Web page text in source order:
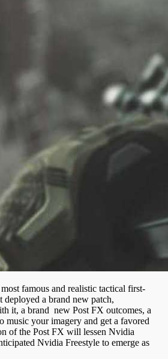
famous and realistic tactical first-
deployed a brand new patch,
it, a brand new Post FX outcomes, a
music your imagery and get a favored
of the Post FX will lessen Nvidia
Nvidia Freestyle to emerge as